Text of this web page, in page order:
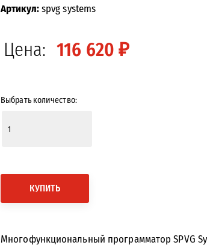
Артикул:spvg systems
Цена: 116 620 ₽
Выбрать количество:
КУПИТЬ
Многофункциональный программатор SPVG